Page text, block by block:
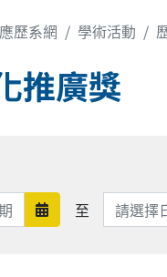
歷系網 學術活動
推廣獎
日期範圍開始
至 日期範圍